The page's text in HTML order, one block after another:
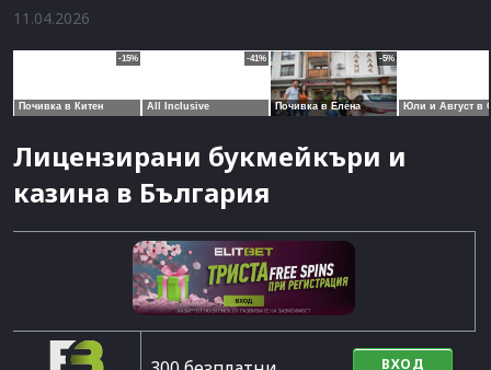
11.04.2026
Лицензирани букмейкъри и
казина в България
ВХОД